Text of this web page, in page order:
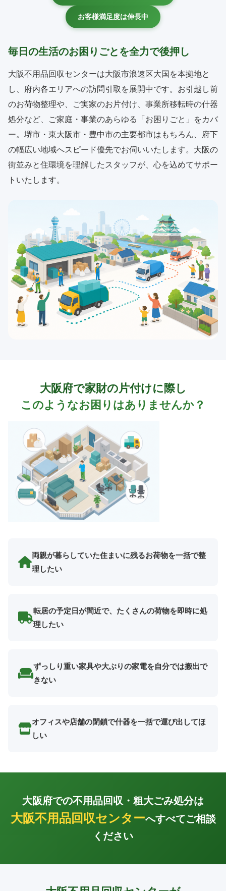
お客様満足度は伸長中
毎日の生活のお困りごとを全力で後押し
大阪不用品回収センターは大阪市浪速区大国を本拠地と
し、府内各エリアへの訪問引取を展開中です。お引越し前
のお荷物整理や、ご実家のお片付け、事業所移転時の什器
処分など、ご家庭・事業のあらゆる「お困りごと」をカバ
ー。堺市・東大阪市・豊中市の主要都市はもちろん、府下
の幅広い地域へスピード優先でお伺いいたします。大阪の
街並みと住環境を理解したスタッフが、心を込めてサポー
トいたします。
大阪府で家財の片付けに際し
このようなお困りはありませんか？
両親が暮らしていた住まいに残るお荷物を一括で整
理したい
転居の予定日が間近で、たくさんの荷物を即時に処
理したい
ずっしり重い家具や大ぶりの家電を自分では搬出で
きない
オフィスや店舗の閉鎖で什器を一括で運び出してほ
しい
大阪府での不用品回収・粗大ごみ処分は
大阪不用品回収センターへすべてご相談
ください